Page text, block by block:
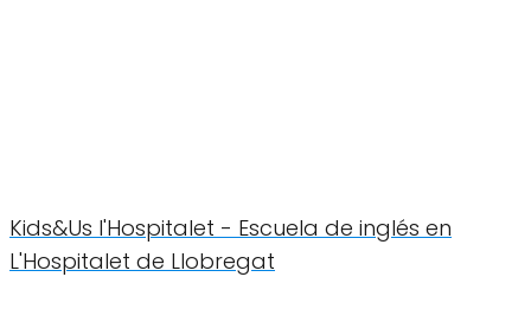
Kids&Us l'Hospitalet - Escuela de inglés en
L'Hospitalet de Llobregat